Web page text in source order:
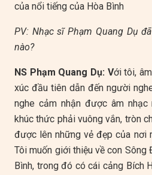
của nổi tiếng của Hòa Bình
PV: Nhạc sĩ Phạm Quang Dụ
nào?
NS Phạm Quang Dụ: Với tôi,
xúc đầu tiên dẫn đến người
nghe cảm nhận được âm
khúc thức phải vuông vắn, tròn
được lên những vẻ đẹp của nơi
Tôi muốn giới thiệu về con Sông
Bình, trong đó có cái cảng Bích